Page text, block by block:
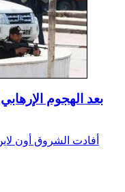
بعد الهجوم